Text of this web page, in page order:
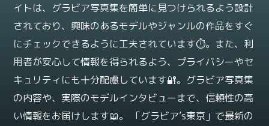
イトは、グラビア写真集を簡単に見つけられるよう設計
されており、興味のあるモデルやジャンルの作品をすぐ
にチェックできるように工夫されています⏱️。また、利
用者が安心して情報を得られるよう、プライバシーやセ
キュリティにも十分配慮しています🔐。グラビア写真集
の内容や、実際のモデルインタビューまで、信頼性の高
い情報をお届けします📖。 「グラビア’s東京」で最新の